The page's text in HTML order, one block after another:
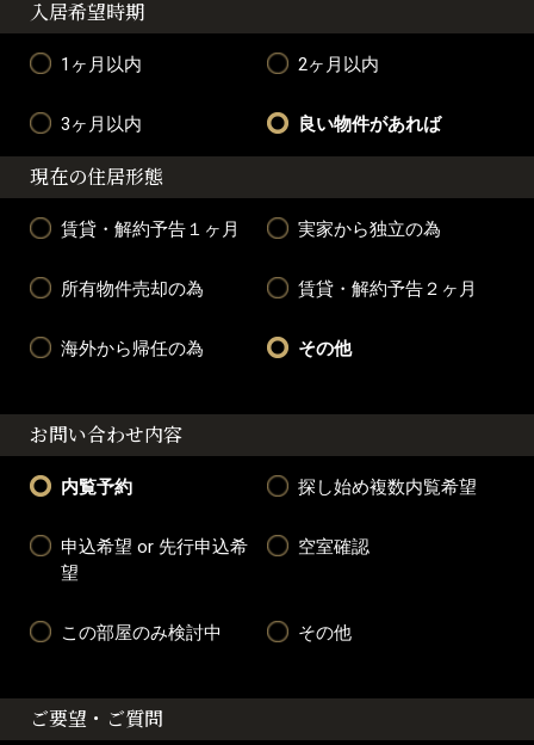
入居希望時期
1ヶ月以内 2ヶ月以内
3ヶ月以内 良い物件があれば
現在の住居形態
賃貸・解約予告１ヶ月 実家から独立の為
所有物件売却の為 賃貸・解約予告２ヶ月
海外から帰任の為 その他
お問い合わせ内容
内覧予約 探し始め複数内覧希望
申込希望 or 先行申込希
望
空室確認
この部屋のみ検討中 その他
ご要望・ご質問